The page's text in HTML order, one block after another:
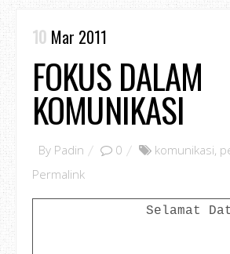
10 Mar 2011
FOKUS DALAM
KOMUNIKASI
By Padin 0 komunikasi,
Permalink
Selamat